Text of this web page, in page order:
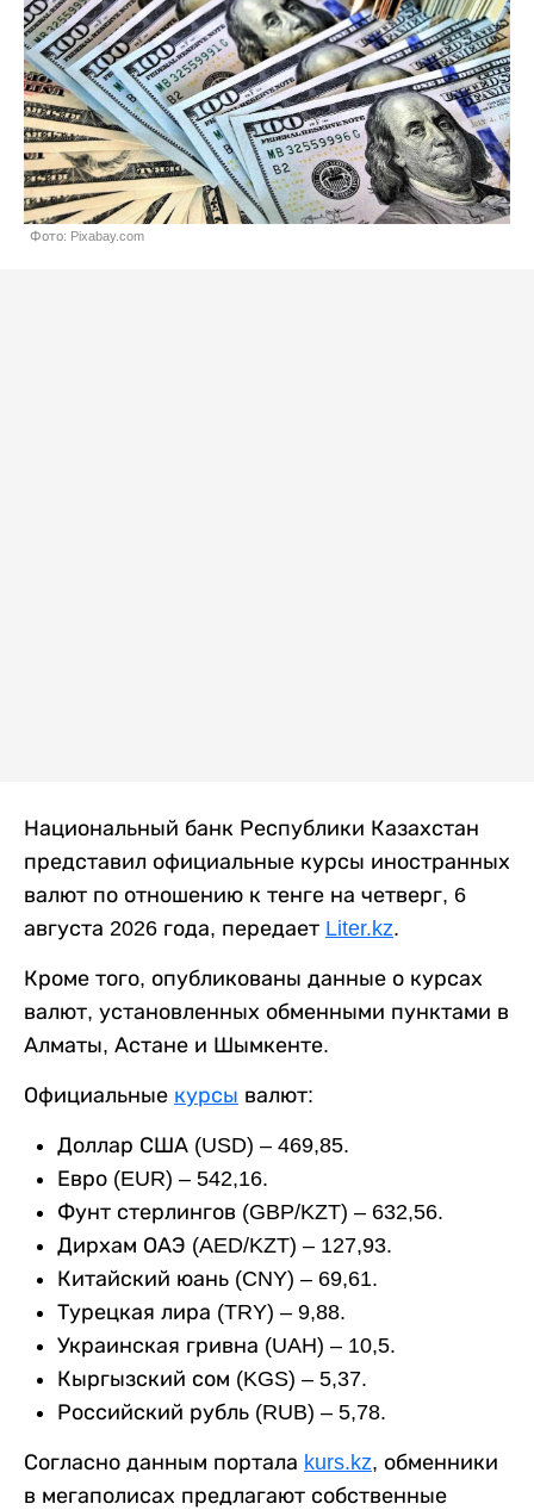
Фото: Pixabay.com
Национальный банк Республики Казахстан
представил официальные курсы иностранных
валют по отношению к тенге на четверг, 6
августа 2026 года, передает Liter.kz.
Кроме того, опубликованы данные о курсах
валют, установленных обменными пунктами в
Алматы, Астане и Шымкенте.
Официальные курсы валют:
Доллар США (USD) – 469,85.
Евро (EUR) – 542,16.
Фунт стерлингов (GBP/KZT) – 632,56.
Дирхам ОАЭ (AED/KZT) – 127,93.
Китайский юань (CNY) – 69,61.
Турецкая лира (TRY) – 9,88.
Украинская гривна (UAH) – 10,5.
Кыргызский сом (KGS) – 5,37.
Российский рубль (RUB) – 5,78.
Согласно данным портала kurs.kz, обменники
в мегаполисах предлагают собственные